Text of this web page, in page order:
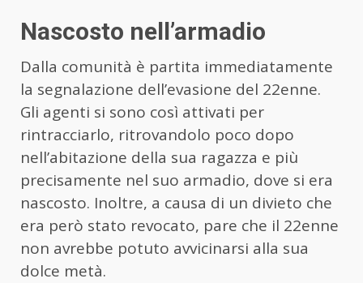
Nascosto nell’armadio
Dalla comunità è partita immediatamente
la segnalazione dell’evasione del 22enne.
Gli agenti si sono così attivati per
rintracciarlo, ritrovandolo poco dopo
nell’abitazione della sua ragazza e più
precisamente nel suo armadio, dove si era
nascosto. Inoltre, a causa di un divieto che
era però stato revocato, pare che il 22enne
non avrebbe potuto avvicinarsi alla sua
dolce metà.